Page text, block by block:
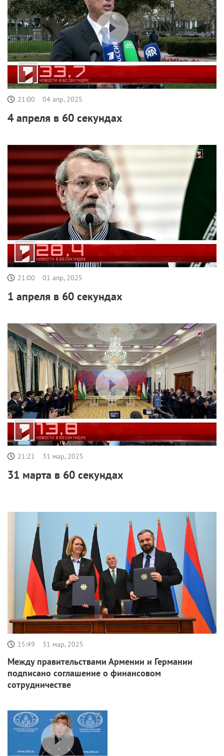
21:00 04 апр, 2025
4 апреля в 60 секундах
21:00 01 апр, 2025
1 апреля в 60 секундах
21:21 31 мар, 2025
31 марта в 60 секундах
15:49 31 мар, 2025
Между правительствами Армении и Германии
подписано соглашение о финансовом
сотрудничестве